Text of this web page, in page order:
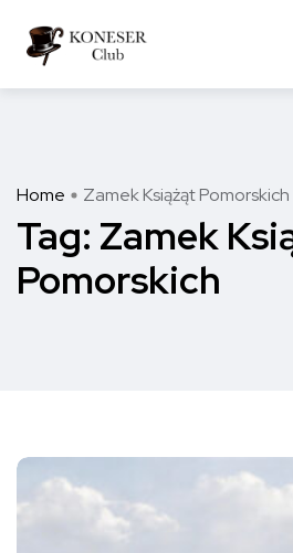
Home Zamek Książąt Pomorskich
Tag: Zamek
Pomorskich